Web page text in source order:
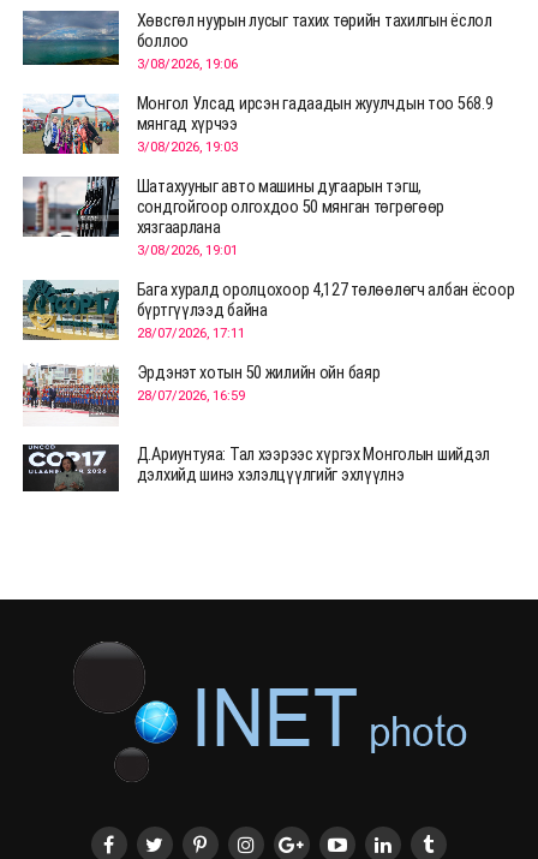
Хөвсгөл нуурын лусыг тахих төрийн тахилгын ёслол
боллоо
3/08/2026, 19:06
Монгол Улсад ирсэн гадаадын жуулчдын тоо 568.9
мянгад хүрчээ
3/08/2026, 19:03
Шатахууныг авто машины дугаарын тэгш,
сондгойгоор олгохдоо 50 мянган төгрөгөөр
хязгаарлана
3/08/2026, 19:01
Бага хуралд оролцохоор 4,127 төлөөлөгч албан ёсоор
бүртгүүлээд байна
28/07/2026, 17:11
Эрдэнэт хотын 50 жилийн ойн баяр
28/07/2026, 16:59
Д.Ариунтуяа: Тал хээрээс хүргэх Монголын шийдэл
дэлхийд шинэ хэлэлцүүлгийг эхлүүлнэ
28/07/2026, 12:04
ХӨВСГӨЛ Нутгийн зөвлөлөөс МУАЖ Д.Цэрэндарьзавт
2 өрөө байр олгоно
20/07/2026, 19:22
20/07/2026, 19:21